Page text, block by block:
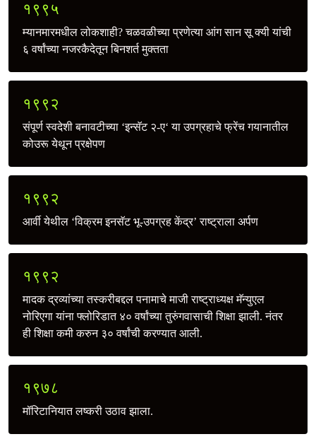
१९९५
म्यानमारमधील लोकशाही? चळवळीच्या प्रणेत्या आंग सान सू क्यी यांची
६ वर्षांच्या नजरकैदेतून बिनशर्त मुक्तता
१९९२
संपूर्ण स्वदेशी बनावटीच्या ‘इन्सॅट २-ए‘ या उपग्रहाचे फ्रेंच गयानातील
कोउरू येथून प्रक्षेपण
१९९२
आर्वी येथील ‘विक्रम इनसॅट भू-उपग्रह केंद्र’ राष्ट्राला अर्पण
१९९२
मादक द्रव्यांच्या तस्करीबद्दल पनामाचे माजी राष्ट्राध्यक्ष मॅन्युएल
नोरिएगा यांना फ्लोरिडात ४० वर्षांच्या तुरुंगवासाची शिक्षा झाली. नंतर
ही शिक्षा कमी करुन ३० वर्षांची करण्यात आली.
१९७८
मॉरिटानियात लष्करी उठाव झाला.